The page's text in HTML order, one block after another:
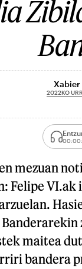
2022KO
mezuan
Felipe VI.ak
maitea
bandera